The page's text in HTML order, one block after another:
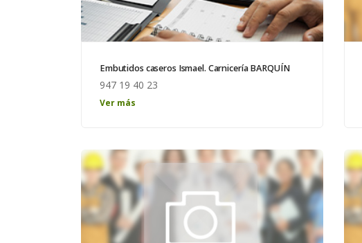
Embutidos caseros Ismael. Carnicería BARQUÍN
947 19 40 23
Ver más